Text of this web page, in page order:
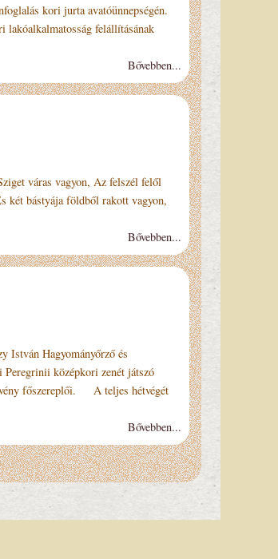
kori jurta avatóünnepségén.
felállításának
Bővebben...
váras vagyon, Az felszél felől
két bástyája földből rakott vagyon,
Bővebben...
István Hagyomány­őrző és
Peregrinii középkori zenét játszó
főszereplői. A teljes hétvégét
Bővebben...